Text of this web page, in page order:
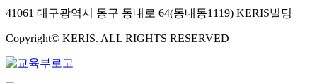
41061 대구광역시 동구 동내로 64(동내동1119) KERIS빌딩
Copyright© KERIS. ALL RIGHTS RESERVED